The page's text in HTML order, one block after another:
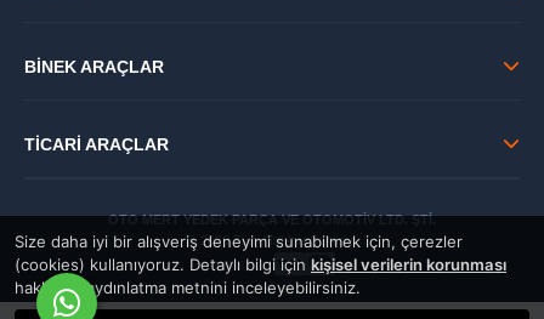
Size daha iyi bir alışveriş deneyimi sunabilmek için, çerezler
(cookies) kullanıyoruz. Detaylı bilgi için kişisel verilerin korunması
hakkında aydınlatma metnini inceleyebilirsiniz.
BİNEK ARAÇLAR
TİCARİ ARAÇLAR
OTO MERT YEDEK PARÇA VE OTOMOTİV LTD. ŞTİ.
© 2026 Tüm Hakları Saklıdır.
GÜVENLİ: